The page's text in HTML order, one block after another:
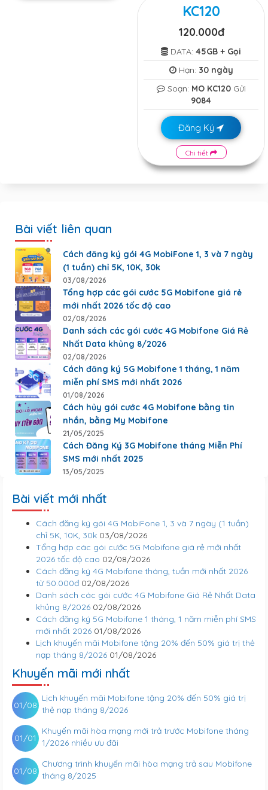
KC120
120.000đ
DATA: 45GB + Gọi
Hạn: 30 ngày
Soạn: MO KC120Gửi
9084
Đăng Ký
Chi tiết
Bài viết liên quan
Cách đăng ký gói 4G MobiFone 1, 3 và 7 ngày
(1 tuần) chỉ 5K, 10K, 30k
03/08/2026
Tổng hợp các gói cước 5G Mobifone giá rẻ
mới nhất 2026 tốc độ cao
02/08/2026
Danh sách các gói cước 4G Mobifone Giá Rẻ
Nhất Data khủng 8/2026
02/08/2026
Cách đăng ký 5G Mobifone 1 tháng, 1 năm
miễn phí SMS mới nhất 2026
01/08/2026
Cách hủy gói cước 4G Mobifone bằng tin
nhắn, bằng My Mobifone
21/05/2025
Cách Đăng Ký 3G Mobifone tháng Miễn Phí
SMS mới nhất 2025
13/05/2025
Bài viết mới nhất
Cách đăng ký gói 4G MobiFone 1, 3 và 7 ngày (1 tuần)
chỉ 5K, 10K, 30k 03/08/2026
Tổng hợp các gói cước 5G Mobifone giá rẻ mới nhất
2026 tốc độ cao 02/08/2026
Cách đăng ký 4G Mobifone tháng, tuần mới nhất 2026
từ 50.000đ 02/08/2026
Danh sách các gói cước 4G Mobifone Giá Rẻ Nhất Data
khủng 8/2026 02/08/2026
Cách đăng ký 5G Mobifone 1 tháng, 1 năm miễn phí SMS
mới nhất 2026 01/08/2026
Lịch khuyến mãi Mobifone tặng 20% đến 50% giá trị thẻ
nạp tháng 8/2026 01/08/2026
Khuyến mãi mới nhất
Lịch khuyến mãi Mobifone tặng 20% đến 50% giá trị
thẻ nạp tháng 8/2026
01/08
Khuyến mãi hòa mạng mới trả trước Mobifone tháng
1/2026 nhiều ưu đãi
01/01
Chương trình khuyến mãi hòa mạng trả sau Mobifone
tháng 8/2025
01/08